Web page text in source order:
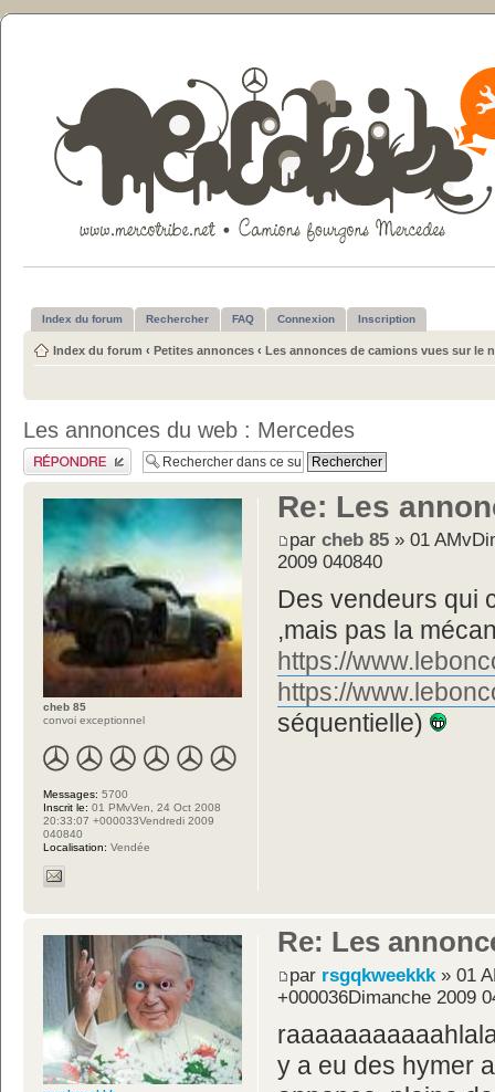
Index du forum Rechercher FAQ Connexion Inscription
Index du forum ‹ Petites annonces ‹ Les annonces de camions vues sur le
Les annonces du web : Mercedes
Publier une réponse
Re: Les
parcheb 85 » 01
2009 040840
Des vendeurs qui
,mais pas la
https://
https://
séquentielle)
cheb 85
convoi exceptionnel
Messages: 5700
Inscrit le: 01 PMvVen, 24 Oct 2008
20:33:07 +000033Vendredi 2009
040840
Localisation: Vendée
Re: Les
par rsgqkweekkk » 01
+000036Dimanche 2009
y a eu des hymer